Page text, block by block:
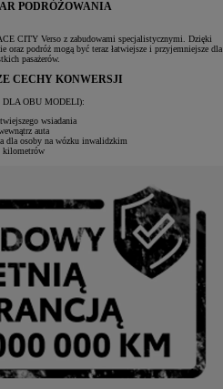
PODRÓŻOWANIA
CITY Verso z zabudowami specjalistycznymi. Dzięki
oraz podróż mogą być teraz łatwiejsze i przyjemniejsze dla
pasażerów.
CECHY KONWERSJI
DLA OBU MODELI):
wsiadania
auta
dla osoby na wózku inwalidzkim
kilometrów